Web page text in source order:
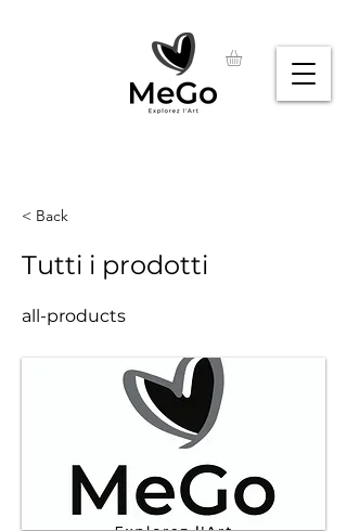
< Back
Tutti i prodotti
all-products